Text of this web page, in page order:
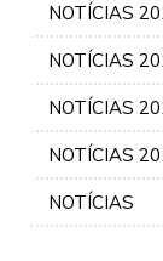
NOTÍCIAS
NOTÍCIAS
NOTÍCIAS
NOTÍCIAS
NOTÍCIAS